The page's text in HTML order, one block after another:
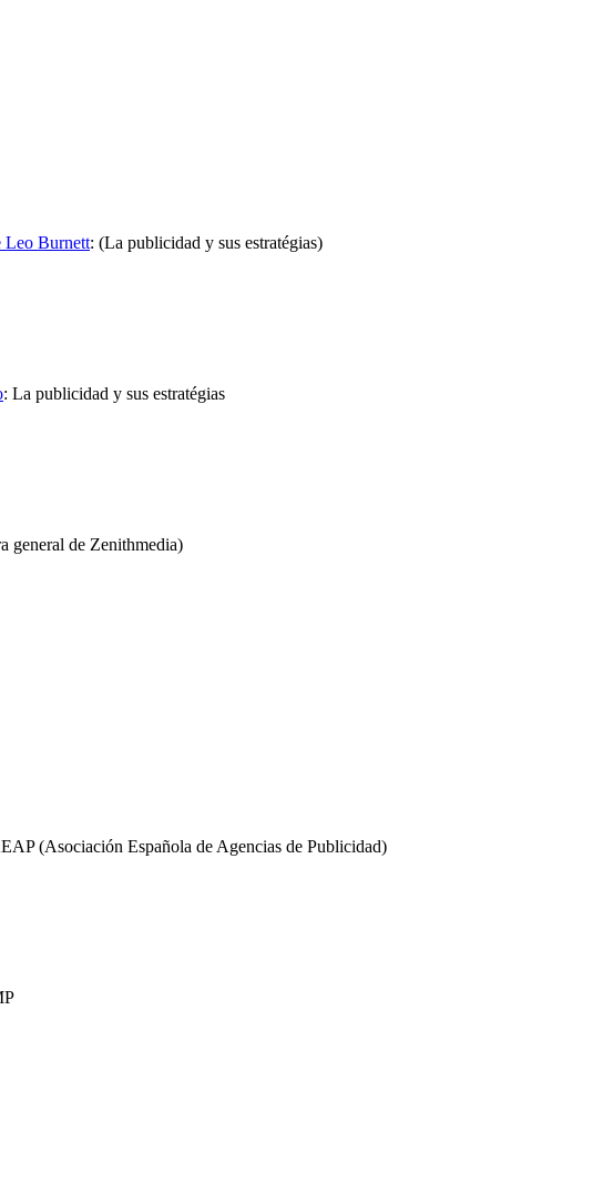
Leo Burnett: (La publicidad y sus estratégias)
: La publicidad y sus estratégias
general de Zenithmedia)
(Asociación Española de Agencias de Publicidad)